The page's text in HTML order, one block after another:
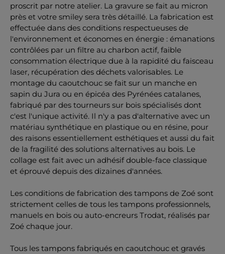
proscrit par notre atelier. La gravure se fait au micron
près et votre smiley sera très détaillé. La fabrication est
effectuée dans des conditions respectueuses de
l'environnement et économes en énergie : émanations
contrôlées par un filtre au charbon actif, faible
consommation électrique due à la rapidité du faisceau
laser, récupération des déchets valorisables. Le
montage du caoutchouc se fait sur un manche en
sapin du Jura ou en épicéa des Pyrénées catalanes,
fabriqué par des tourneurs sur bois spécialisés dont
c'est l'unique activité. Il n'y a pas d'alternative avec un
matériau synthétique en plastique ou en résine, pour
des raisons essentiellement esthétiques et aussi du fait
de la fragilité des solutions alternatives au bois. Le
collage est fait avec un adhésif double-face classique
et éprouvé depuis des dizaines d'années.
Les conditions de fabrication des tampons de Zoé sont
strictement celles de tous les tampons professionnels,
manuels en bois ou auto-encreurs Trodat, réalisés par
Zoé chaque jour.
Tous les tampons fabriqués en caoutchouc et gravés